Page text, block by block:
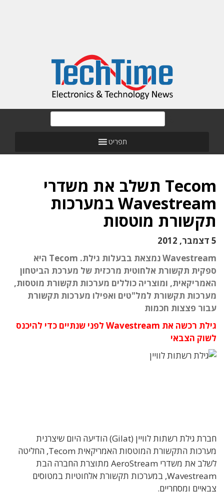
תפריט
Tecom תשלב את משדרי
Wavestream במערכות
תקשורת מוטסות
5 דצמבר, 2012
Wavestream נמצאת בבעלות גילת. Tecom היא
ספקית תקשורת אלחוטית מרכזית של מערכת הביטחון
האמריקאית, ומוצריה כוללים מערכות תקשורת מוטסות,
מערכות תקשורת למל"טים ואפילו מערכות תקשורת
עבור פצצות חכמות
גילת רכשה את Wavestream לפני שנתיים כדי להיכנס
לשוק הצבאי
חברת גילת רשתות לוויין (Gilat) הודיעה היום שיצרנית
מערכות התקשורת המוטסות האמריקאית Tecom, החליטה
לשלב את משדרי AeroStream מתוצרת החברה הבת
Wavestream, במערכות תקשורת אלחוטיות במטוסים
צבאיים ומסחריים.